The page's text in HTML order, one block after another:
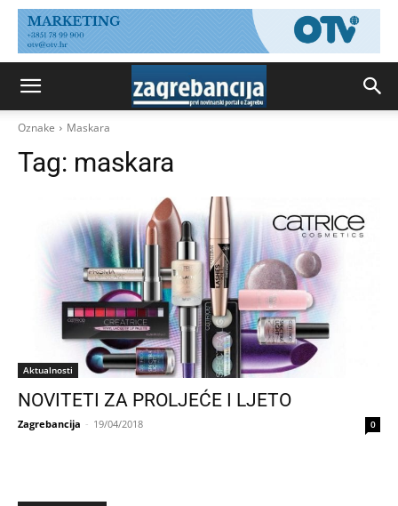
Oznake Maskara
Tag: maskara
Aktualnosti
NOVITETI ZA PROLJEĆE I LJETO
Zagrebancija - 19/04/2018 0